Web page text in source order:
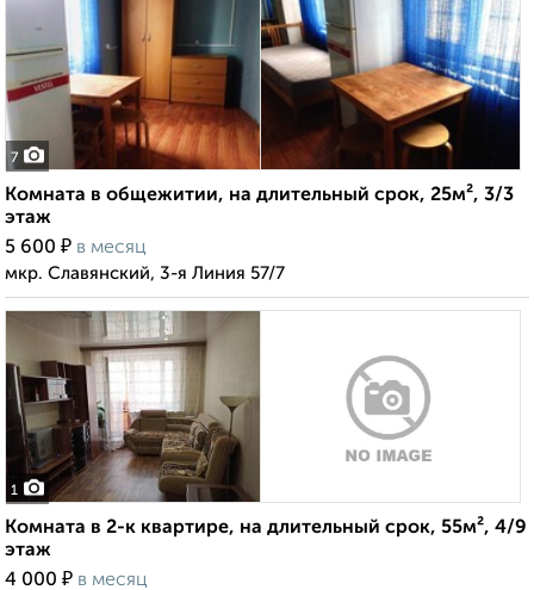
7
Комната в общежитии, на длительный срок, 25м², 3/3
этаж
5 600 ₽ в месяц
мкр. Славянский, 3-я Линия 57/7
1
Комната в 2-к квартире, на длительный срок, 55м², 4/9
этаж
4 000 ₽ в месяц